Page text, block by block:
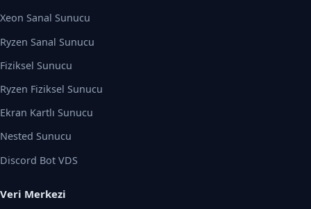
Xeon Sanal Sunucu
Ryzen Sanal Sunucu
Fiziksel Sunucu
Ryzen Fiziksel Sunucu
Ekran Kartlı Sunucu
Nested Sunucu
Discord Bot VDS
Veri Merkezi